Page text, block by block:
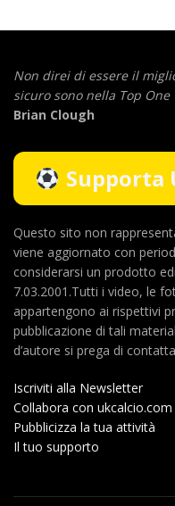
Non direi di essere il
sicuro sono nella Top One
Brian Clough
Supporta
Questo sito non
viene aggiornato con
considerarsi un prodotto
7.03.2001.Tutti i video, le
appartengono ai rispettivi
pubblicazione di tali
d’autore si prega di
Iscriviti alla Newsletter
Collabora con ukcalcio.com
Pubblicizza la tua attività
Il tuo supporto